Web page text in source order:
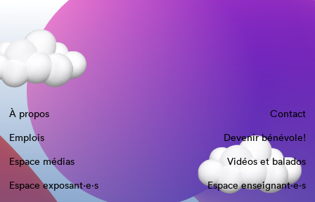
À propos
Contact
Emplois
Devenir bénévole!
Espace médias
Vidéos et balados
Espace exposant·e⋅s
Espace enseignant·e⋅s